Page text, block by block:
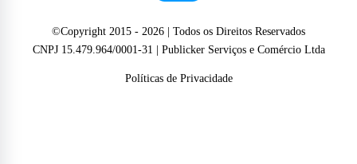
©Copyright 2015 - 2026 | Todos os Direitos Reservados
CNPJ 15.479.964/0001-31 | Publicker Serviços e Comércio Ltda
Políticas de Privacidade